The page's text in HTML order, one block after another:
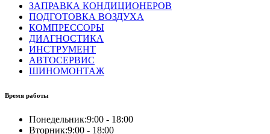
ЗАПРАВКА КОНДИЦИОНЕРОВ
ПОДГОТОВКА ВОЗДУХА
КОМПРЕССОРЫ
ДИАГНОСТИКА
ИНСТРУМЕНТ
АВТОСЕРВИС
ШИНОМОНТАЖ
Время работы
Понедельник:9:00 - 18:00
Вторник:9:00 - 18:00